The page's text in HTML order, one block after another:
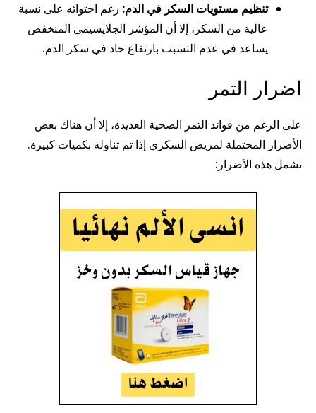
تنظيم مستويات السكر في الدم: رغم احتوائه على نسبة
عالية من السكر، إلا أن المؤشر الجلايسيمي المنخفض
يساعد في عدم التسبب بارتفاع حاد في سكر الدم.
اضرار التمر
على الرغم من فوائد التمر الصحية العديدة، إلا أن هناك بعض
الأضرار المحتملة لمريض السكري إذا تم تناوله بكميات كبيرة.
تشمل هذه الأضرار: